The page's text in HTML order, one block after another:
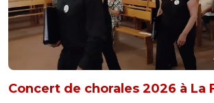
Concert de chorales 2026 à La